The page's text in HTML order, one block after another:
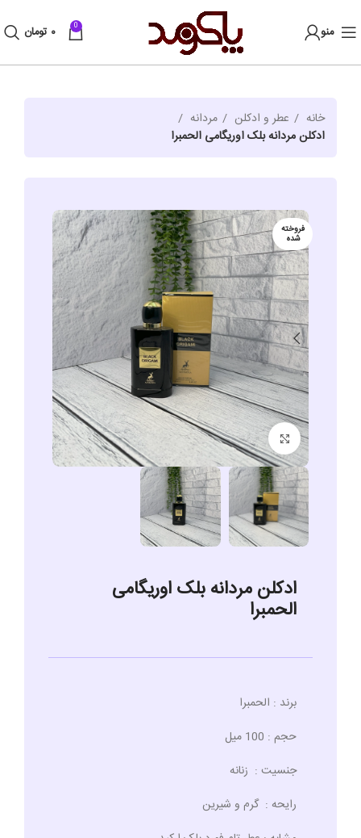
منو 0 ۰ تومان
خانه عطر و ادکلن
مردانه
ادکلن مردانه بلک اوریگامی الحمبرا
فروخته
شده
برای بزرگنمایی کلیک کنید
ادکلن مردانه بلک اوریگامی
الحمبرا
برند : الحمبرا
حجم : 100 میل
جنسیت : زنانه
رایحه : گرم و شیرین